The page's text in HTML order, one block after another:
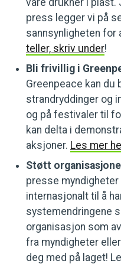
våre drukner i plast.
press legger vi på
sannsynligheten for
teller, skriv under!
Bli frivillig i
Greenpeace kan du
strandryddinger og
og på festivaler til
kan delta i
aksjoner. Les mer
Støtt
presse
internasjonalt til å
systemendringene
organisasjon som
fra myndigheter
deg med på laget!